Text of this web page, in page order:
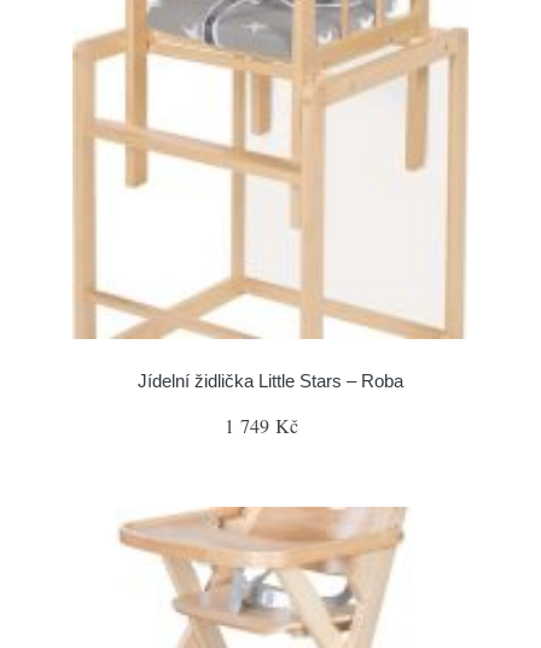
Jídelní židlička Little Stars – Roba
1 749 Kč